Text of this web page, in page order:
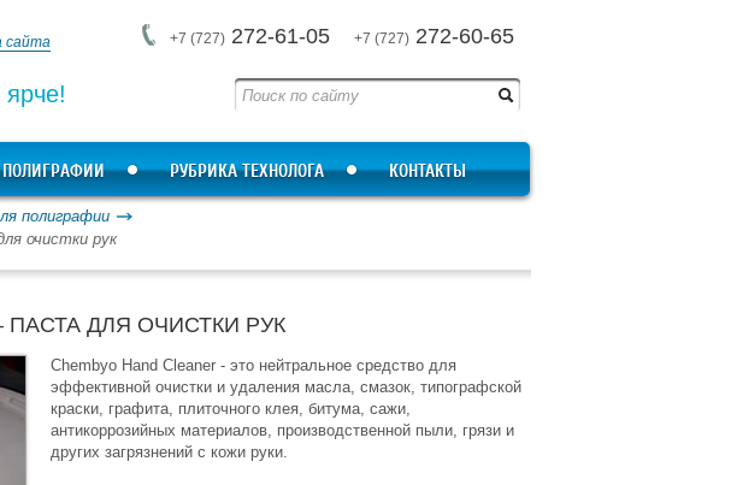
+7 (727) 272-61-05 +7 (727) 272-60-65
сайта
ПОЛИГРАФИИ РУБРИКА ТЕХНОЛОГА КОНТАКТЫ
полиграфии
очистки рук
– ПАСТА ДЛЯ ОЧИСТКИ РУК
Chembyo Hand Cleaner - это нейтральное средство для
эффективной очистки и удаления масла, смазок, типографской
краски, графита, плиточного клея, битума, сажи,
антикоррозийных материалов, производственной пыли, грязи и
других загрязнений с кожи руки.